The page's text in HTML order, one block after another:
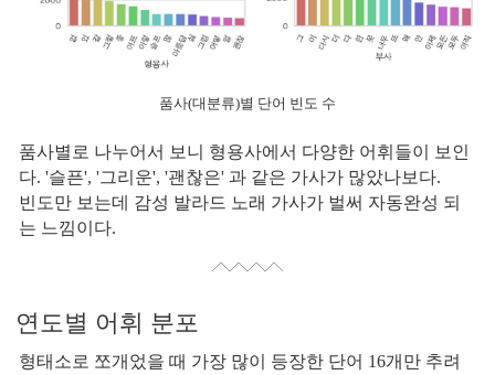
품사(대분류)별 단어 빈도 수
품사별로 나누어서 보니 형용사에서 다양한 어휘들이 보인
다. '슬픈', '그리운', '괜찮은' 과 같은 가사가 많았나보다.
빈도만 보는데 감성 발라드 노래 가사가 벌써 자동완성 되
는 느낌이다.
연도별 어휘 분포
형태소로 쪼개었을 때 가장 많이 등장한 단어 16개만 추려